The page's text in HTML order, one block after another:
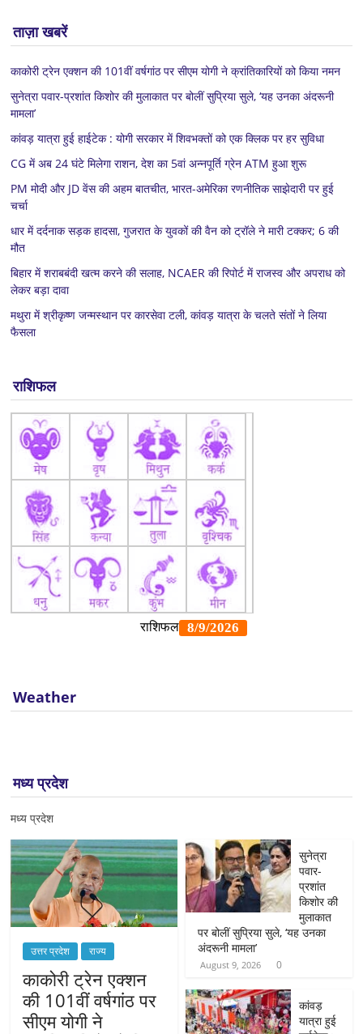
ताज़ा खबरें
काकोरी ट्रेन एक्शन की 101वीं वर्षगांठ पर सीएम योगी ने क्रांतिकारियों को किया नमन
सुनेत्रा पवार-प्रशांत किशोर की मुलाकात पर बोलीं सुप्रिया सुले, ‘यह उनका अंदरूनी
मामला’
कांवड़ यात्रा हुई हाईटेक : योगी सरकार में शिवभक्तों को एक क्लिक पर हर सुविधा
CG में अब 24 घंटे मिलेगा राशन, देश का 5वां अन्नपूर्ति ग्रेन ATM हुआ शुरू
PM मोदी और JD वेंस की अहम बातचीत, भारत-अमेरिका रणनीतिक साझेदारी पर हुई
चर्चा
धार में दर्दनाक सड़क हादसा, गुजरात के युवकों की वैन को ट्रॉले ने मारी टक्कर; 6 की
मौत
बिहार में शराबबंदी खत्म करने की सलाह, NCAER की रिपोर्ट में राजस्व और अपराध को
लेकर बड़ा दावा
मथुरा में श्रीकृष्ण जन्मस्थान पर कारसेवा टली, कांवड़ यात्रा के चलते संतों ने लिया
फैसला
राशिफल
Weather
मध्य प्रदेश
मध्य प्रदेश
उत्तर प्रदेश राज्य
काकोरी ट्रेन एक्शन
की 101वीं वर्षगांठ पर
सीएम योगी ने
सुनेत्रा
पवार-
प्रशांत
किशोर की
मुलाकात
पर बोलीं सुप्रिया सुले, ‘यह उनका
अंदरूनी मामला’
August 9, 2026 0
कांवड़
यात्रा हुई